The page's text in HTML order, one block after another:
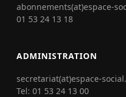
abonnements(at)espace-
01 53 24 13 18
ADMINISTRATION
secretariat(at)espace-
Tel: 01 53 24 13 00